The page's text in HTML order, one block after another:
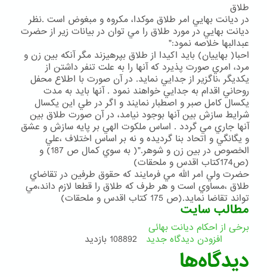
طلاق
در ديانت بهايي امر طلاق موكدا، مكروه و مبغوض است .نظر
ديانت بهايي در مورد طلاق را مي توان در بيانات زير از حضرت
عبدالبها خلاصه نمود:"
احبا( بهاييان) بايد اكيدا از طلاق بپرهيزند مگر آنكه بين زن و
مرد، امري صورت پذيرد كه آنها را به علت تنفر داشتن از
يكديگر ،ناگزير از جدايي نمايد. در آن صورت با اطلاع محفل
روحاني اقدام به جدايي خواهند نمود . آنها بايد به مدت
يكسال كامل صبر و اصطبار نمايند و اگر در طي اين يكسال
شرايط سازش بين آنها بوجود نيامد، در آن صورت طلاق بين
آنها جاري مي گردد . اساس ملكوت الهي بر پايه سازش و عشق
و يگانگي و اتحاد بنا گرديده و نه بر اساس اختلاف ،علي
الخصوص در بين زن و شوهر."( به سوي كمال ص 187) و
(ص174كتاب اقدس و ملحقات)
حضرت ولي امر الله مي فرمايند كه حقوق طرفين در تقاضاي
طلاق ،مساوي است و هر طرف كه طلاق را قطعا لازم داند،مي
تواند تقاضا نمايد.(ص 175 كتاب اقدس و ملحقات)
مطالب سایت
برخی از احکام دیانت بهائی
افزودن دیدگاه جدید
108892 بازدید
دیدگاه‌ها